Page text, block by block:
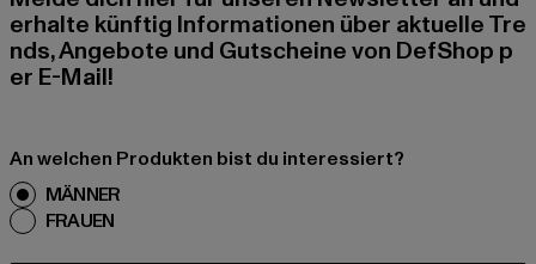
erhalte künftig Informationen über aktuelle Tre
nds, Angebote und Gutscheine von DefShop p
er E-Mail!
An welchen Produkten bist du interessiert?
MÄNNER
FRAUEN